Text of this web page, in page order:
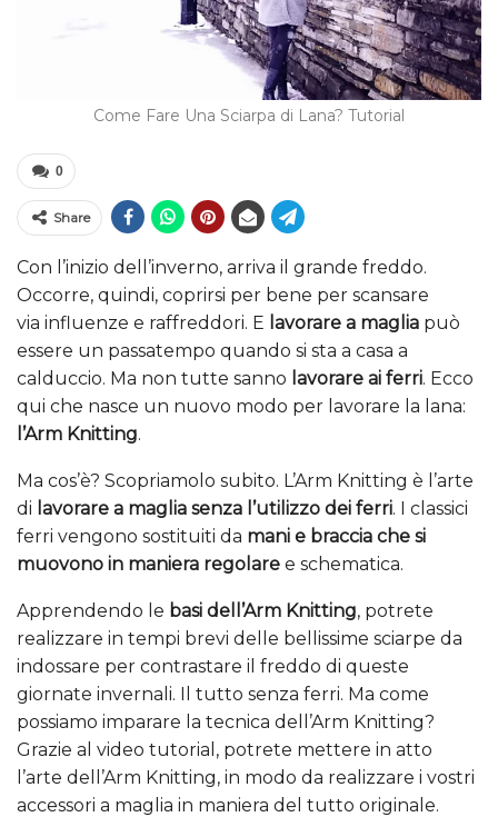
Come Fare Una Sciarpa di Lana? Tutorial
0
Share
Con l’inizio dell’inverno, arriva il grande freddo.
Occorre, quindi, coprirsi per bene per scansare
via influenze e raffreddori. E lavorare a maglia può
essere un passatempo quando si sta a casa a
calduccio. Ma non tutte sanno lavorare ai ferri. Ecco
qui che nasce un nuovo modo per lavorare la lana:
l’Arm Knitting.
Ma cos’è? Scopriamolo subito. L’Arm Knitting è l’arte
di lavorare a maglia senza l’utilizzo dei ferri. I classici
ferri vengono sostituiti da mani e braccia che si
muovono in maniera regolare e schematica.
Apprendendo le basi dell’Arm Knitting, potrete
realizzare in tempi brevi delle bellissime sciarpe da
indossare per contrastare il freddo di queste
giornate invernali. Il tutto senza ferri. Ma come
possiamo imparare la tecnica dell’Arm Knitting?
Grazie al video tutorial, potrete mettere in atto
l’arte dell’Arm Knitting, in modo da realizzare i vostri
accessori a maglia in maniera del tutto originale.